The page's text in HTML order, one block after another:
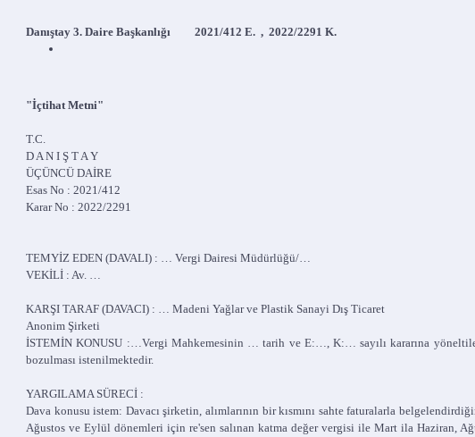
Danıştay 3. Daire Başkanlığı 2021/412 E. , 2022/2291 K.
"İçtihat Metni"
T.C.
D A N I Ş T A Y
ÜÇÜNCÜ DAİRE
Esas No : 2021/412
Karar No : 2022/2291
TEMYİZ EDEN (DAVALI) : … Vergi Dairesi Müdürlüğü/…
VEKİLİ : Av. …
KARŞI TARAF (DAVACI) : … Madeni Yağlar ve Plastik Sanayi Dış Ticaret
Anonim Şirketi
İSTEMİN KONUSU :…Vergi Mahkemesinin … tarih ve E:…, K:… sayılı kararına
bozulması istenilmektedir.
YARGILAMA SÜRECİ :
Dava konusu istem: Davacı şirketin, alımlarının bir kısmını sahte faturalarla
Ağustos ve Eylül dönemleri için re'sen salınan katma değer vergisi ile Mart ila Haziran,